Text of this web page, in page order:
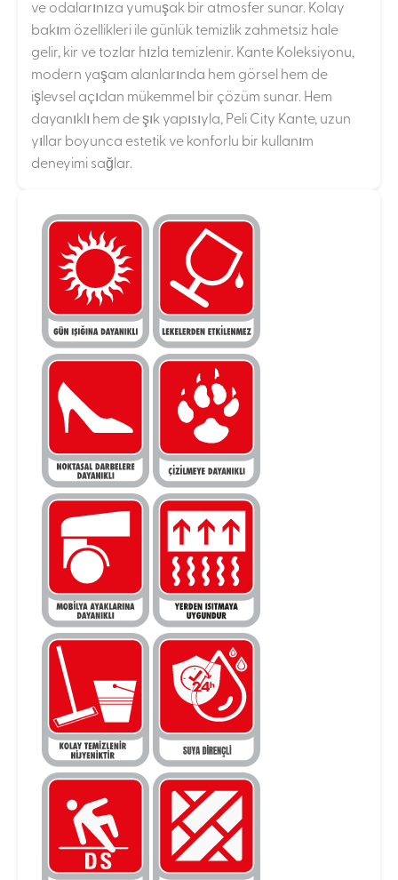
ve odalarınıza yumuşak bir atmosfer sunar. Kolay
bakım özellikleri ile günlük temizlik zahmetsiz hale
gelir, kir ve tozlar hızla temizlenir. Kante Koleksiyonu,
modern yaşam alanlarında hem görsel hem de
işlevsel açıdan mükemmel bir çözüm sunar. Hem
dayanıklı hem de şık yapısıyla, Peli City Kante, uzun
yıllar boyunca estetik ve konforlu bir kullanım
deneyimi sağlar.